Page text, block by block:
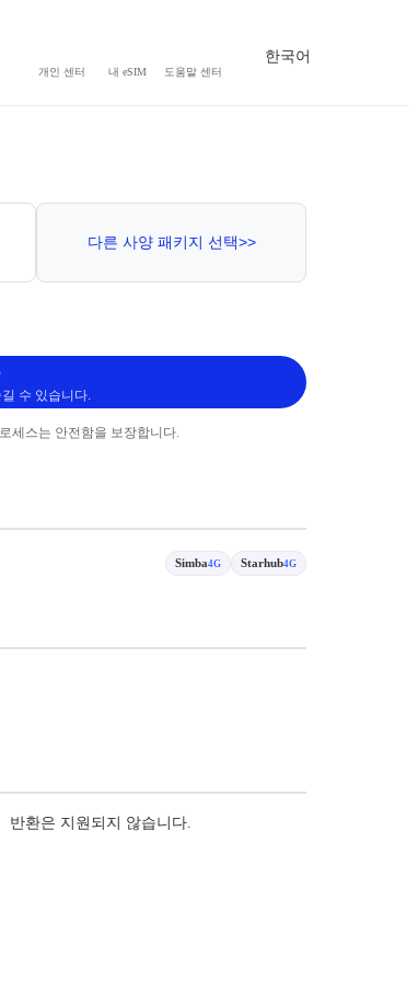
개인 센터 내 eSIM 도움말 센터
한국어
다른 사양 패키지 선택>>
수 있습니다.
세스는 안전함을 보장합니다.
Simba4G Starhub4G
반환은 지원되지 않습니다.